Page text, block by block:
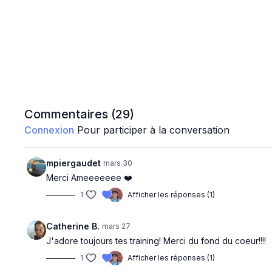
Commentaires (29)
Connexion Pour participer à la conversation
mpiergaudet mars 30
Merci Ameeeeeee ❤️
1 Afficher les réponses (1)
Catherine B. mars 27
J'adore toujours tes training! Merci du fond du coeur!!!!
1 Afficher les réponses (1)